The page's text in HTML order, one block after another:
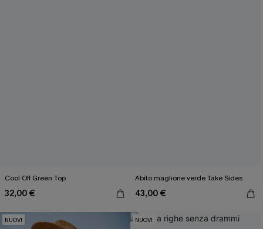
Cool Off Green Top
32,00 €
Abito maglione verde Take Sides
43,00 €
NUOVI NUOVI